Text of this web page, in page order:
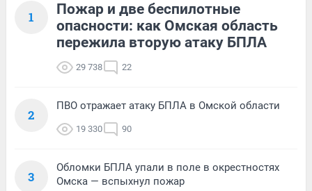
1
Пожар и две беспилотные
опасности: как Омская область
пережила вторую атаку БПЛА
29 738 22
2
ПВО отражает атаку БПЛА в Омской области
19 330 90
3
Обломки БПЛА упали в поле в окрестностях
Омска — вспыхнул пожар